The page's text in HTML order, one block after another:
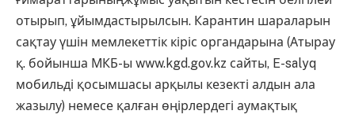
отырып, ұйымдастырылсын. Карантин шараларын
сақтау үшін мемлекеттік кіріс органдарына (Атырау
қ. бойынша МКБ-ы www.kgd.gov.kz сайты, E-salyq
мобильді қосымшасы арқылы кезекті алдын ала
жазылу) немесе қалған өңірлердегі аумақтық